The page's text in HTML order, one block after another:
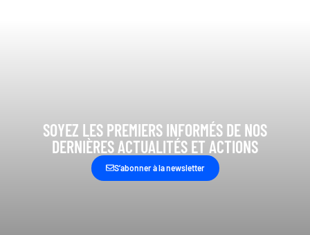
SOYEZ LES PREMIERS INFORMÉS DE NOS
DERNIÈRES ACTUALITÉS ET ACTIONS
S’abonner à la newsletter